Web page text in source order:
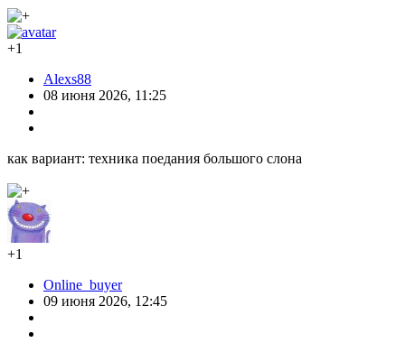
+1
Alexs88
08 июня 2026, 11:25
как вариант: техника поедания большого слона
+1
Online_buyer
09 июня 2026, 12:45